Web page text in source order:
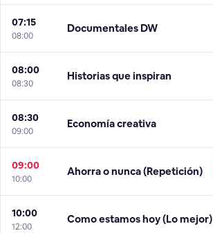
07:15
08:00
Documentales DW
08:00
08:30
Historias que inspiran
08:30
09:00
Economía creativa
09:00
10:00
Ahorra o nunca (Repetición)
10:00
12:00
Como estamos hoy (Lo mejor)